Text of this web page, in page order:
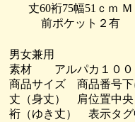
丈60裄75幅51ｃｍ Ｍ
前ポケット２有
男女兼用
素材 アルパカ１００
商品サイズ 商品番号下
丈（身丈） 肩位置中央
裄（ゆき丈） 表示タグ